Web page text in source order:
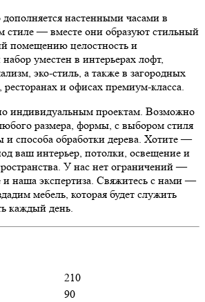
настенными часами в
стиле — вместе они образуют стильный
помещению целостность и
уместен в интерьерах лофт,
эко-стиль, а также в загородных
ресторанах и офисах премиум-класса.
индивидуальным проектам. Возможно
размера, формы, с выбором стиля
и способа обработки дерева. Хотите —
ваш интерьер, потолки, освещение и
У нас нет ограничений —
и наша экспертиза. Свяжитесь с нами —
мебель, которая будет служить
каждый день.
210
90